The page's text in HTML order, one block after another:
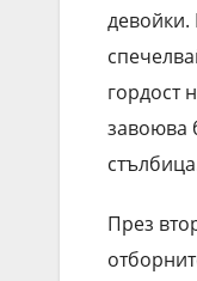
гордост
завоюва
През